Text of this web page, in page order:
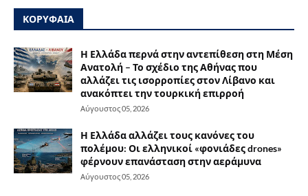
ΚΟΡΥΦΑΙΑ
Η Ελλάδα περνά στην αντεπίθεση στη Μέση
Ανατολή – Το σχέδιο της Αθήνας που
αλλάζει τις ισορροπίες στον Λίβανο και
ανακόπτει την τουρκική επιρροή
Αύγουστος 05, 2026
Η Ελλάδα αλλάζει τους κανόνες του
πολέμου: Οι ελληνικοί «φονιάδες drones»
φέρνουν επανάσταση στην αεράμυνα
Αύγουστος 05, 2026